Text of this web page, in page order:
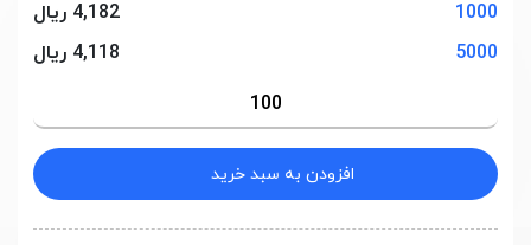
1000
4,182 ریال
5000
4,118 ریال
افزودن به سبد خرید